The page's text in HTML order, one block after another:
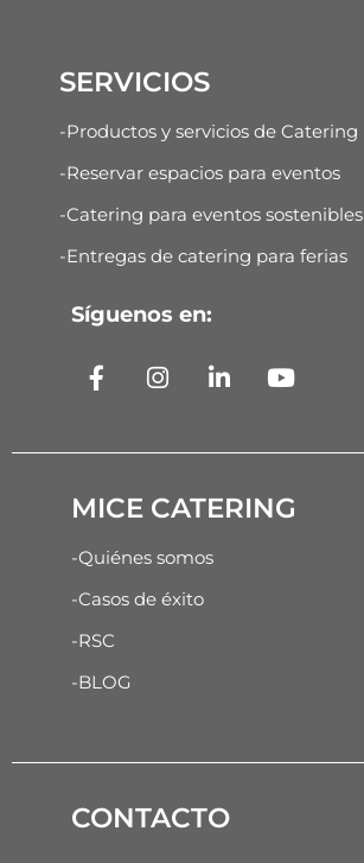
SERVICIOS
-Productos y servicios de Catering
-Reservar espacios para eventos
-Catering para eventos sostenibles
-Entregas de catering para ferias
Síguenos en:
MICE CATERING
-Quiénes somos
-Casos de éxito
-RSC
-BLOG
CONTACTO